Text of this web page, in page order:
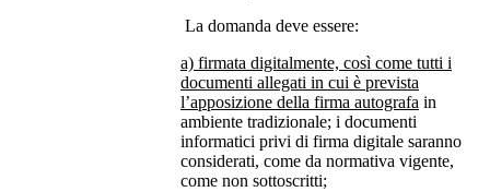
La domanda deve essere:
a) firmata digitalmente, così come tutti i
documenti allegati in cui è prevista
l’apposizione della firma autografa in
ambiente tradizionale; i documenti
informatici privi di firma digitale saranno
considerati, come da normativa vigente,
come non sottoscritti;